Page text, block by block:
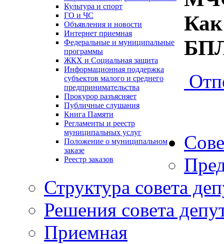
Культура и спорт
ГО и ЧС
Объявления и новости
Интернет приемная
Федеральные и муниципальные
программы
ЖКХ и Социальная защита
Информационная поддержка
субъектов малого и среднего
предпринимательства
Прокурор разъясняет
Публичные слушания
Книга Памяти
Регламенты и реестр
муниципальных услуг
Положение о муниципальном
заказе
Реестр заказов
Как
Структура совета
Решения совета
Приемная